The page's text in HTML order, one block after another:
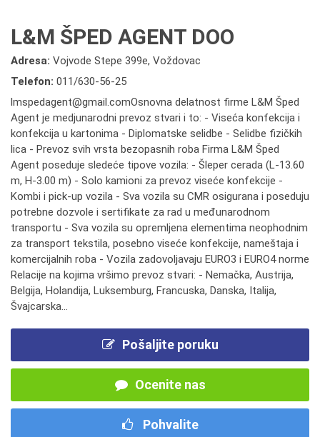
L&M ŠPED AGENT DOO
Adresa: Vojvode Stepe 399e, Voždovac
Telefon: 011/630-56-25
lmspedagent@gmail.comOsnovna delatnost firme L&M Šped
Agent je medjunarodni prevoz stvari i to: - Viseća konfekcija i
konfekcija u kartonima - Diplomatske selidbe - Selidbe fizičkih
lica - Prevoz svih vrsta bezopasnih roba Firma L&M Šped
Agent poseduje sledeće tipove vozila: - Šleper cerada (L-13.60
m, H-3.00 m) - Solo kamioni za prevoz viseće konfekcije -
Kombi i pick-up vozila - Sva vozila su CMR osigurana i poseduju
potrebne dozvole i sertifikate za rad u međunarodnom
transportu - Sva vozila su opremljena elementima neophodnim
za transport tekstila, posebno viseće konfekcije, nameštaja i
komercijalnih roba - Vozila zadovoljavaju EURO3 i EURO4 norme
Relacije na kojima vršimo prevoz stvari: - Nemačka, Austrija,
Belgija, Holandija, Luksemburg, Francuska, Danska, Italija,
Švajcarska...
Pošaljite poruku
Ocenite nas
Pohvalite